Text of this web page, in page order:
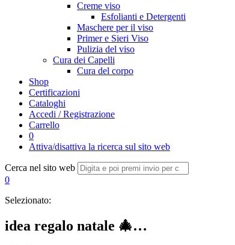
Creme viso
Esfolianti e Detergenti
Maschere per il viso
Primer e Sieri Viso
Pulizia del viso
Cura dei Capelli
Cura del corpo
Shop
Certificazioni
Cataloghi
Accedi / Registrazione
Carrello
0
Attiva/disattiva la ricerca sul sito web
Cerca nel sito web
0
Selezionato:
idea regalo natale 🎄…